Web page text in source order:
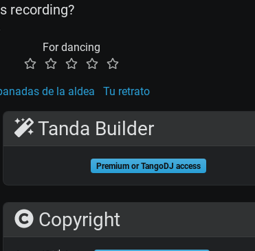
recording?
For dancing
de la aldea Tu retrato
Tanda Builder
Premium or TangoDJ access
Copyright